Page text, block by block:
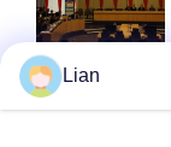
Lian